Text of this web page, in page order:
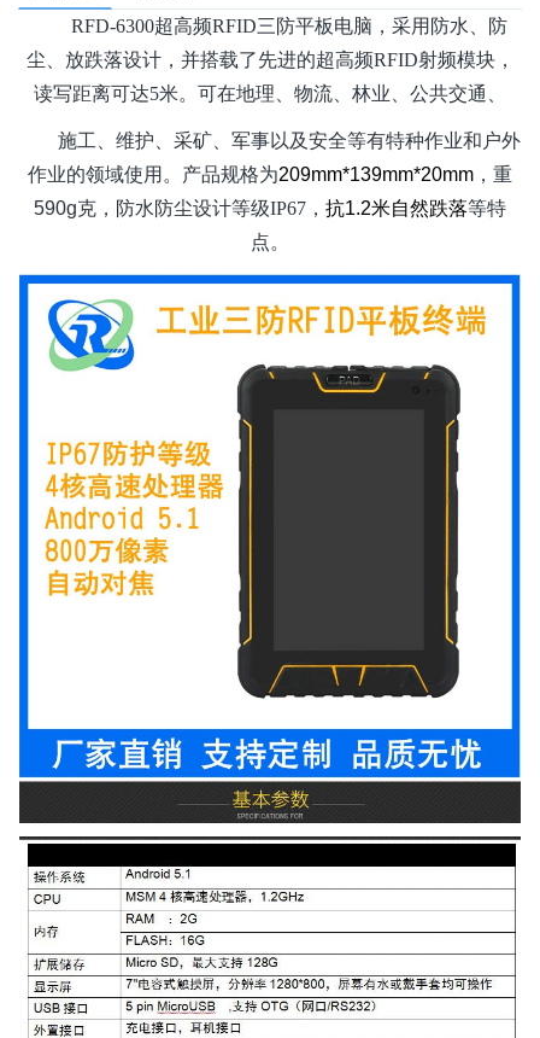
RFD-6300超高频RFID三防平板电脑，采用防水、防
尘、放跌落设计，并搭载了先进的超高频RFID射频模块，
读写距离可达5米。可在地理、物流、林业、公共交通、
施工、维护、采矿、军事以及安全等有特种作业和户外
作业的领域使用。产品规格为209mm*139mm*20mm ，重
590g克，防水防尘设计等级IP67 ， 抗1.2米自然跌落等特
点。